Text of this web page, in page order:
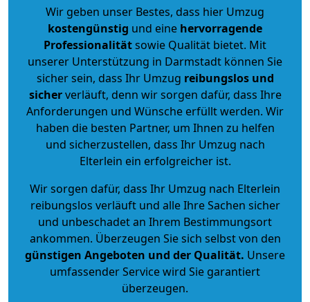
Wir geben unser Bestes, dass hier Umzug
kostengünstig und eine hervorragende
Professionalitätsowie Qualität bietet. Mit
unserer Unterstützung in Darmstadt können Sie
sicher sein, dass Ihr Umzug reibungslos und
sicherverläuft, denn wir sorgen dafür, dass Ihre
Anforderungen und Wünsche erfüllt werden. Wir
haben die besten Partner, um Ihnen zu helfen
und sicherzustellen, dass Ihr Umzug nach
Elterlein ein erfolgreicher ist.
Wir sorgen dafür, dass Ihr Umzug nach Elterlein
reibungslos verläuft und alle Ihre Sachen sicher
und unbeschadet an Ihrem Bestimmungsort
ankommen. Überzeugen Sie sich selbst von den
günstigen Angeboten und der Qualität. Unsere
umfassender Service wird Sie garantiert
überzeugen.